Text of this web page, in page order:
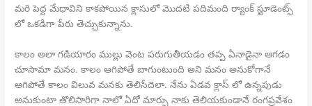
మరి పెద్ద మేధావిని కాకపోయిన క్లాసులో మొదటి పదిమంది ర్యాంక్ స్టూడెంట్స్
లో ఒకడిగా పేరు తెచ్చుకున్నాను.
కాలం అలా గడియారం ముల్లు వెంట పరుగుతీయడం తప్ప ఏనాడైనా ఆగడం
చూసామా మనం. కాలం ఆగిపోతే బాగుంటుంది అని మనం అనుకోగానే
ఆగిపోతే కాలం విలువ మనకు తెలిసేదెలా. నేను ఏడవ క్లాస్ లో ఉన్నపుడు
అనుకుంటా తొలిసారిగా నాలో ఏదో మార్పు నాకు తెలియకుండానే రంగప్రవేశం